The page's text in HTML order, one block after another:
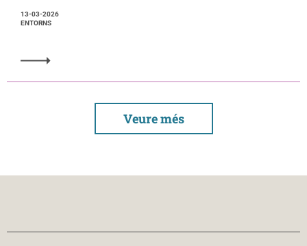
13-03-2026
ENTORNS
Veure més